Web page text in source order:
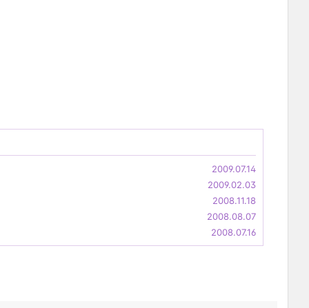
2009.07.14
2009.02.03
2008.11.18
2008.08.07
2008.07.16